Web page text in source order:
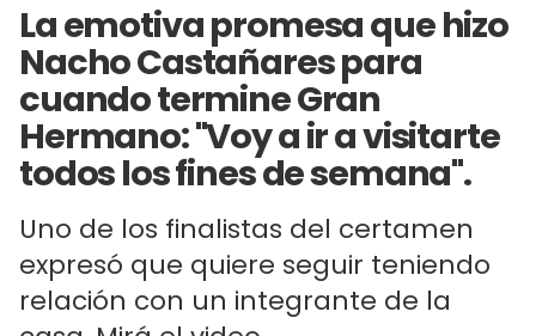
La emotiva promesa que hizo
Nacho Castañares para
cuando termine Gran
Hermano: "Voy a ir a visitarte
todos los fines de semana".
Uno de los finalistas del certamen
expresó que quiere seguir teniendo
relación con un integrante de la